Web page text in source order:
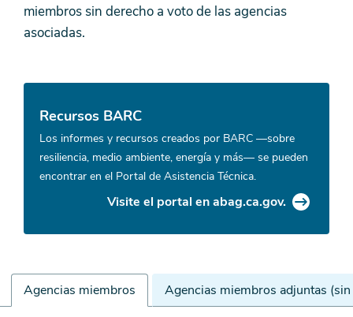
miembros sin derecho a voto de las agencias
asociadas.
Recursos BARC
Los informes y recursos creados por BARC —sobre
resiliencia, medio ambiente, energía y más— se pueden
encontrar en el Portal de Asistencia Técnica.
Visite el portal en abag.ca.gov.
Agencias miembros Agencias miembros adjuntas